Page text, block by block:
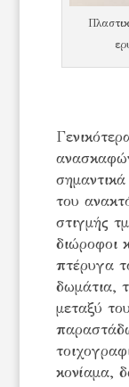
σημαντικά
του
στιγμής
διώροφοι
πτέρυγα
δωμάτια,
μεταξύ
κονίαμα,